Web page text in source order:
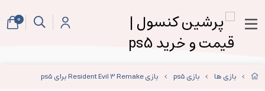
بازی ها بازی ps5 بازی Resident Evil 3 Remake برای ps5
0